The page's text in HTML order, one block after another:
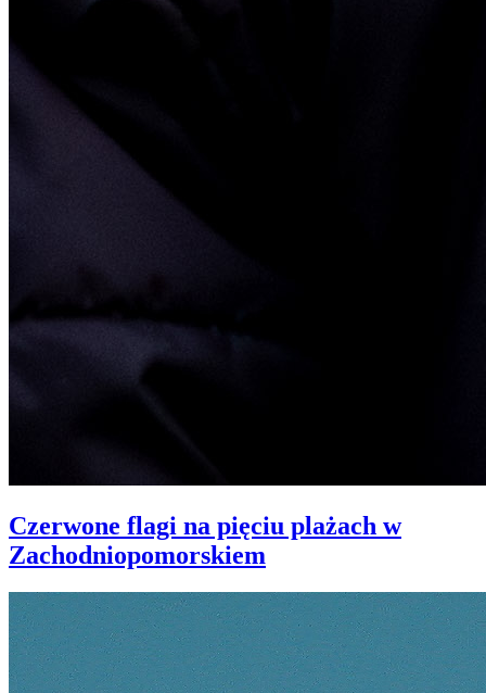
Czerwone flagi na pięciu plażach w
Zachodniopomorskiem